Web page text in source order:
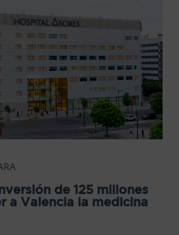
de 125 millones
a Valencia la medicina